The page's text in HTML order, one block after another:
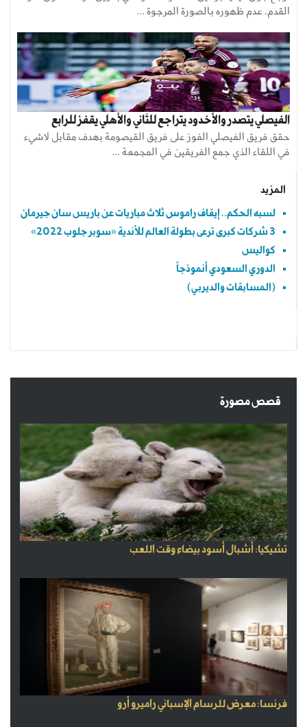
القدم، عدم ظهوره بالصورة المرجوة ...
الفيصلي يتصدر والأخدود يتراجع للثاني والأهلي يقفز للرابع
حقق فريق الفيصلي الفوز على فريق القيصومة بهدف مقابل لاشيء
في اللقاء الذي جمع الفريقين في المجمعة ...
المزيد
لسبه الحكم.. إيقاف راموس ثلاث مباريات عن باريس سان جيرمان
3 شركات كبرى ترعى بطولة العالم للأندية «سوبر جلوب 2022»
كواليس
الدوري السعودي أنموذجاً
(المسابقات والديربي)
قصص مصورة
تشيكيا: أشبال أسود بيضاء وقت اللعب
فرنسا: معرض للرسام الإسباني راميرو أرو